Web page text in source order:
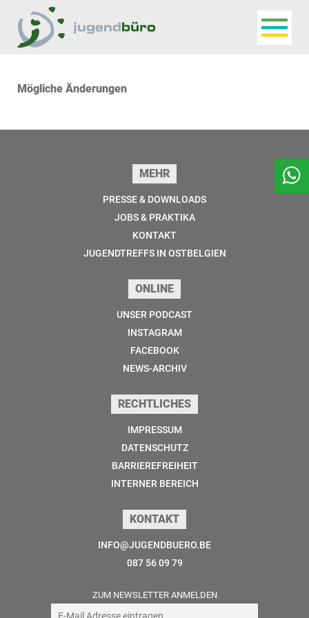
Mögliche Änderungen
MEHR
PRESSE & DOWNLOADS
JOBS & PRAKTIKA
KONTAKT
JUGENDTREFFS IN OSTBELGIEN
ONLINE
UNSER PODCAST
INSTAGRAM
FACEBOOK
NEWS-ARCHIV
RECHTLICHES
IMPRESSUM
DATENSCHUTZ
BARRIEREFREIHEIT
INTERNER BEREICH
KONTAKT
INFO@JUGENDBUERO.BE
087 56 09 79
ZUM NEWSLETTER ANMELDEN